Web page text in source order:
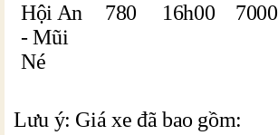
Hội An
- Mũi
Né
780 16h00 7000
Lưu ý: Giá xe đã bao gồm: